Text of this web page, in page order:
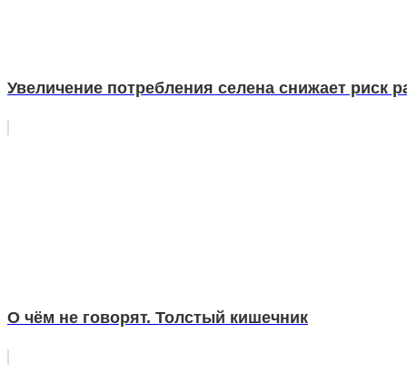
Увеличение потребления селена снижает риск
О чём не говорят. Толстый кишечник